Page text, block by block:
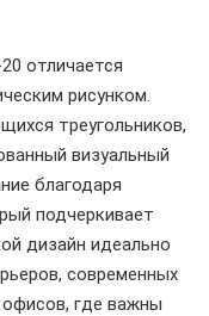
отличается
рисунком.
треугольников,
визуальный
благодаря
подчеркивает
дизайн идеально
современных
офисов, где важны